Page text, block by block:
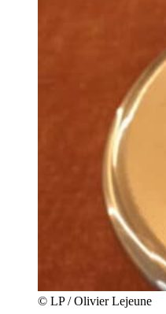
© LP / Olivier Lejeune